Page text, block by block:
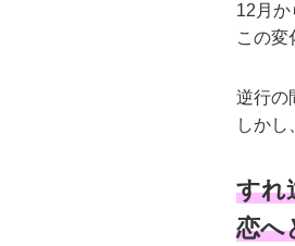
12月か
この変
逆行の
しかし
すれ
恋へ